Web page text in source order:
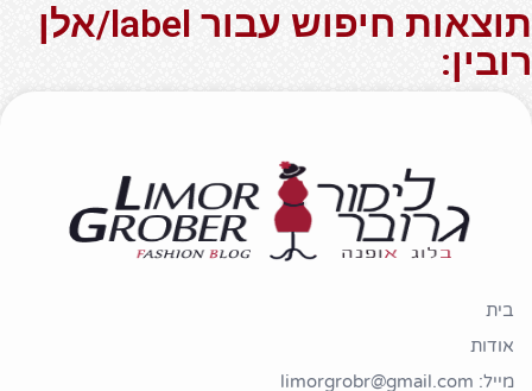
תוצאות חיפוש עבור label/אלן
רובין:
בית
אודות
מייל: limorgrobr@gmail.com